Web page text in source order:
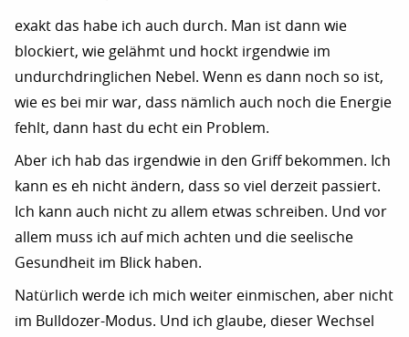
exakt das habe ich auch durch. Man ist dann wie
blockiert, wie gelähmt und hockt irgendwie im
undurchdringlichen Nebel. Wenn es dann noch so ist,
wie es bei mir war, dass nämlich auch noch die Energie
fehlt, dann hast du echt ein Problem.
Aber ich hab das irgendwie in den Griff bekommen. Ich
kann es eh nicht ändern, dass so viel derzeit passiert.
Ich kann auch nicht zu allem etwas schreiben. Und vor
allem muss ich auf mich achten und die seelische
Gesundheit im Blick haben.
Natürlich werde ich mich weiter einmischen, aber nicht
im Bulldozer-Modus. Und ich glaube, dieser Wechsel